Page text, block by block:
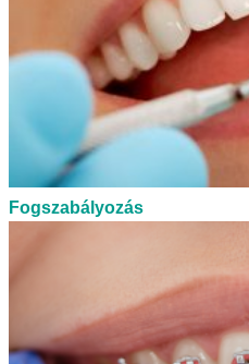
Fogszabályozás